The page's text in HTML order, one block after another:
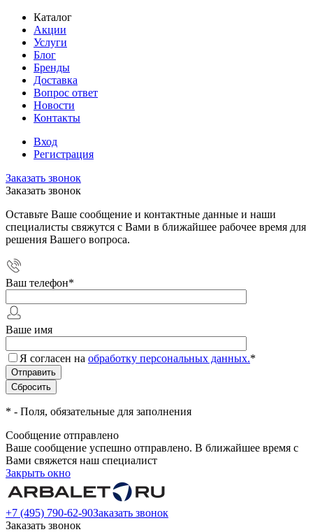
Каталог
Акции
Услуги
Блог
Бренды
Доставка
Вопрос ответ
Новости
Контакты
Вход
Регистрация
Заказать звонок
Заказать звонок
Оставьте Ваше сообщение и контактные данные и наши
специалисты свяжутся с Вами в ближайшее рабочее время для
решения Вашего вопроса.
Ваш телефон*
Ваше имя
Я согласен на обработку персональных данных.*
* - Поля, обязательные для заполнения
Сообщение отправлено
Ваше сообщение успешно отправлено. В ближайшее время с
Вами свяжется наш специалист
Закрыть окно
+7 (495) 790-62-90Заказать звонок
Заказать звонок